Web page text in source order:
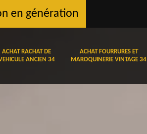
en génération
ACHAT RACHAT DE
ANCIEN 34
ACHAT FOURRURES ET
MAROQUINERIE VINTAGE 34